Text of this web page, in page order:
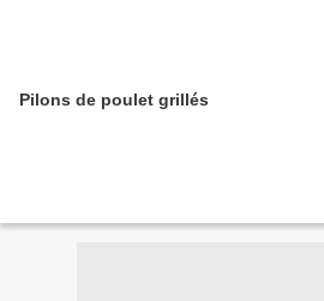
Pilons de poulet grillés